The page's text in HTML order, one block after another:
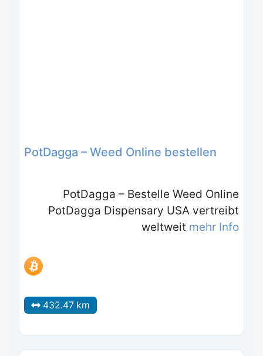
PotDagga – Weed Online bestellen
PotDagga – Bestelle Weed Online
PotDagga Dispensary USA vertreibt
weltweit mehr Info
432.47 km